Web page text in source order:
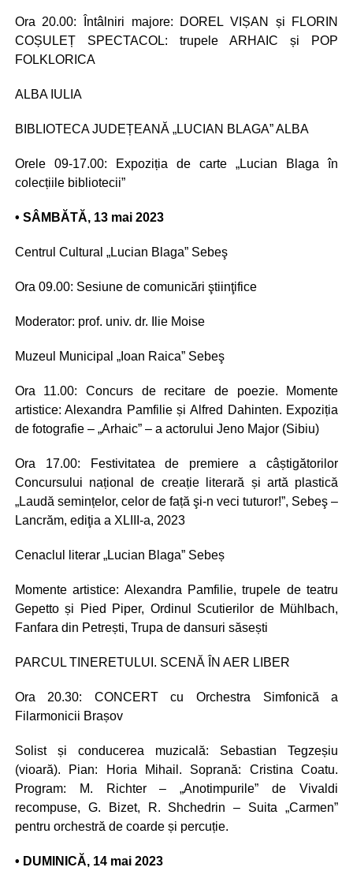
Ora 20.00: Întâlniri majore: DOREL VIȘAN și FLORIN
COȘULEȚ SPECTACOL: trupele ARHAIC și POP
FOLKLORICA
ALBA IULIA
BIBLIOTECA JUDEȚEANĂ „LUCIAN BLAGA” ALBA
Orele 09-17.00: Expoziția de carte „Lucian Blaga în
colecțiile bibliotecii”
• SÂMBĂTĂ, 13 mai 2023
Centrul Cultural „Lucian Blaga” Sebeş
Ora 09.00: Sesiune de comunicări ştiinţifice
Moderator: prof. univ. dr. Ilie Moise
Muzeul Municipal „Ioan Raica” Sebeş
Ora 11.00: Concurs de recitare de poezie. Momente
artistice: Alexandra Pamfilie și Alfred Dahinten. Expoziția
de fotografie – „Arhaic” – a actorului Jeno Major (Sibiu)
Ora 17.00: Festivitatea de premiere a câștigătorilor
Concursului național de creație literară și artă plastică
„Laudă semințelor, celor de față şi-n veci tuturor!”, Sebeş –
Lancrăm, ediţia a XLIII-a, 2023
Cenaclul literar „Lucian Blaga” Sebeș
Momente artistice: Alexandra Pamfilie, trupele de teatru
Gepetto și Pied Piper, Ordinul Scutierilor de Mühlbach,
Fanfara din Petrești, Trupa de dansuri săsești
PARCUL TINERETULUI. SCENĂ ÎN AER LIBER
Ora 20.30: CONCERT cu Orchestra Simfonică a
Filarmonicii Brașov
Solist și conducerea muzicală: Sebastian Tegzeșiu
(vioară). Pian: Horia Mihail. Soprană: Cristina Coatu.
Program: M. Richter – „Anotimpurile” de Vivaldi
recompuse, G. Bizet, R. Shchedrin – Suita „Carmen”
pentru orchestră de coarde și percuție.
• DUMINICĂ, 14 mai 2023